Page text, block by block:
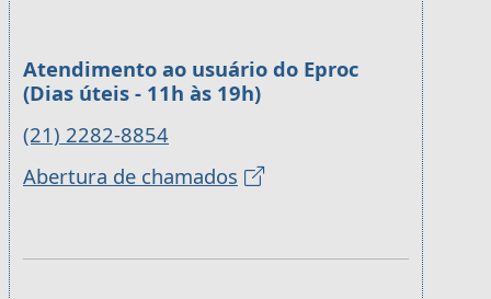
Atendimento ao usuário do Eproc
(Dias úteis - 11h às 19h)
(21) 2282-8854
Abertura de chamados